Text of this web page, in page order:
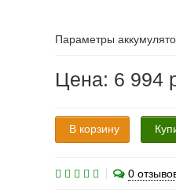
Параметры
Цена: 6 994
В корзину
0